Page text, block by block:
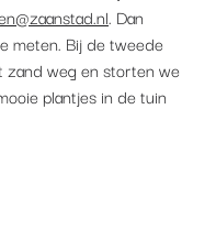
. Dan
meten. Bij de tweede
zand weg en storten we
plantjes in de tuin